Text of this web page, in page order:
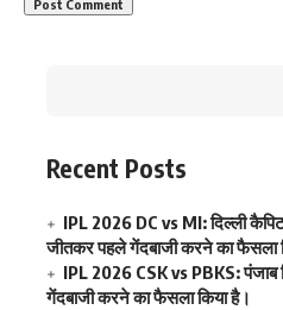
Recent Posts
IPL 2026 DC vs MI: दिल्ली
जीतकर पहले गेंदबाजी करने का फैसला
IPL 2026 CSK vs PBKS:
गेंदबाजी करने का फैसला किया है।